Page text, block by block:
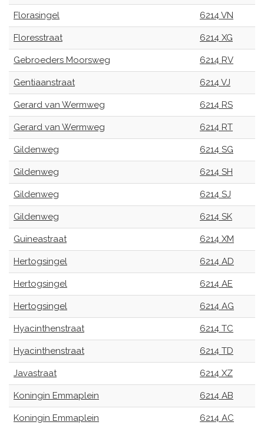
Florasingel 6214 VN
Floresstraat 6214 XG
Gebroeders Moorsweg 6214 RV
Gentiaanstraat 6214 VJ
Gerard van Wermweg 6214 RS
Gerard van Wermweg 6214 RT
Gildenweg 6214 SG
Gildenweg 6214 SH
Gildenweg 6214 SJ
Gildenweg 6214 SK
Guineastraat 6214 XM
Hertogsingel 6214 AD
Hertogsingel 6214 AE
Hertogsingel 6214 AG
Hyacinthenstraat 6214 TC
Hyacinthenstraat 6214 TD
Javastraat 6214 XZ
Koningin Emmaplein 6214 AB
Koningin Emmaplein 6214 AC